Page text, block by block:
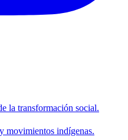
la transformación social.
movimientos indígenas.